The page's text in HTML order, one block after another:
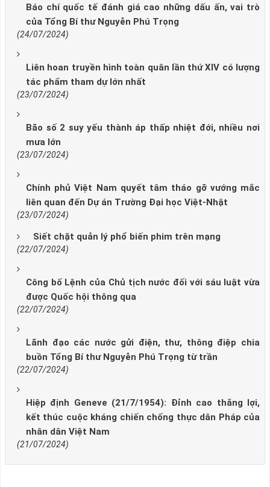
Báo chí quốc tế đánh giá cao những dấu ấn, vai trò
của Tổng Bí thư Nguyễn Phú Trọng
(24/07/2024)
Liên hoan truyền hình toàn quân lần thứ XIV có lượng
tác phẩm tham dự lớn nhất
(23/07/2024)
Bão số 2 suy yếu thành áp thấp nhiệt đới, nhiều nơi
mưa lớn
(23/07/2024)
Chính phủ Việt Nam quyết tâm tháo gỡ vướng mắc
liên quan đến Dự án Trường Đại học Việt-Nhật
(23/07/2024)
Siết chặt quản lý phổ biến phim trên mạng
(22/07/2024)
Công bố Lệnh của Chủ tịch nước đối với sáu luật vừa
được Quốc hội thông qua
(22/07/2024)
Lãnh đạo các nước gửi điện, thư, thông điệp chia
buồn Tổng Bí thư Nguyễn Phú Trọng từ trần
(22/07/2024)
Hiệp định Geneve (21/7/1954): Đỉnh cao thắng lợi,
kết thúc cuộc kháng chiến chống thực dân Pháp của
nhân dân Việt Nam
(21/07/2024)